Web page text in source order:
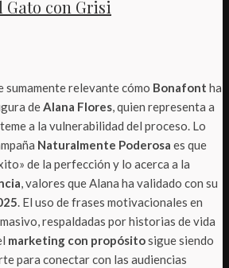
con Grisi
sumamente relevante cómo Bonafont ha
deAlana Flores, quien representa a
a la vulnerabilidad del proceso. Lo
Naturalmente Poderosa es que
de la perfección y lo acerca a la
, valores que Alana ha validado con su
. El uso de frases motivacionales en
respaldadas por historias de vida
marketing con propósitosigue siendo
para conectar con las audiencias